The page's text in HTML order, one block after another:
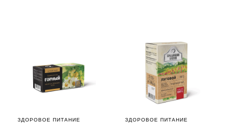
ЗДОРОВОЕ ПИТАНИЕ ЗДОРОВОЕ ПИТАНИЕ